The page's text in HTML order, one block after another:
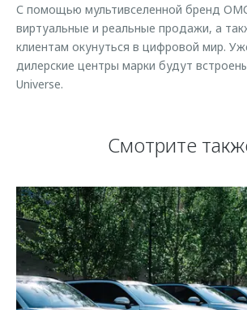
С помощью мультивселенной бренд
виртуальные и реальные продажи, а
клиентам окунуться в цифровой мир.
дилерские центры марки будут
Universe.
Смотрите